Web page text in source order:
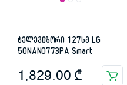
ტელევიზორი 127სმ LG
50NANO773PA Smart
1,829.00 ₾